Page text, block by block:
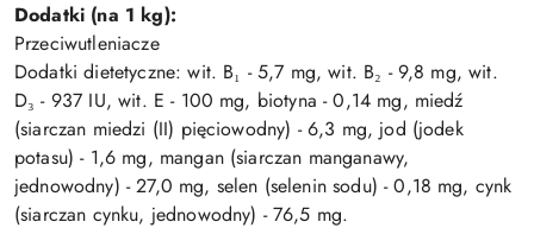
Dodatki (na 1 kg):
Przeciwutleniacze
Dodatki dietetyczne: wit. B₁ - 5,7 mg, wit. B₂ - 9,8 mg, wit.
D₃ - 937 IU, wit. E - 100 mg, biotyna - 0,14 mg, miedź
(siarczan miedzi (II) pięciowodny) - 6,3 mg, jod (jodek
potasu) - 1,6 mg, mangan (siarczan manganawy,
jednowodny) - 27,0 mg, selen (selenin sodu) - 0,18 mg, cynk
(siarczan cynku, jednowodny) - 76,5 mg.